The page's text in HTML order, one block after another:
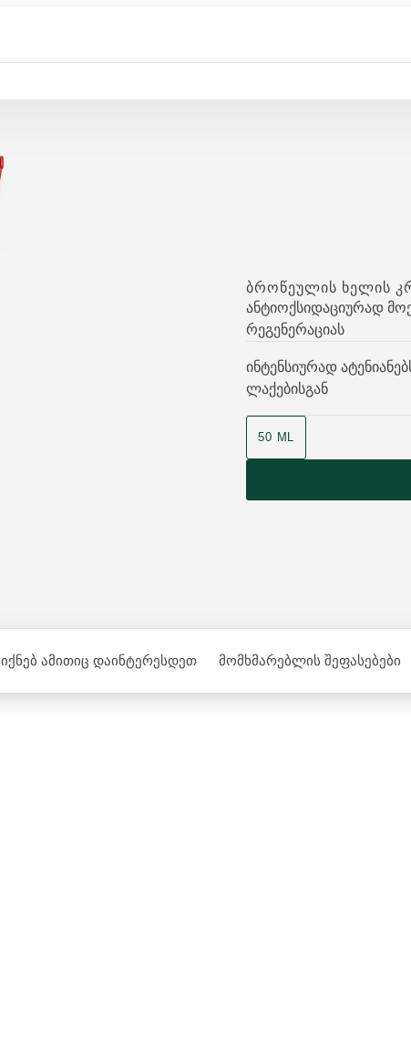
ᲑᲠᲝᲬᲔᲣᲚᲘᲡ ᲮᲔᲚᲘᲡ
ანტიოქსიდაციურად
რეგენერაციას
ინტენსიურად
ლაქებისგან
50 ML
იქნებ ამითიც დაინტერესდეთ მომხმარებლის შეფასებები